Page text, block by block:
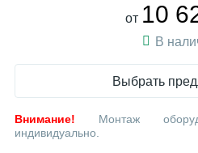
от 10
В
Выбрать
Внимание! Монтаж
индивидуально.